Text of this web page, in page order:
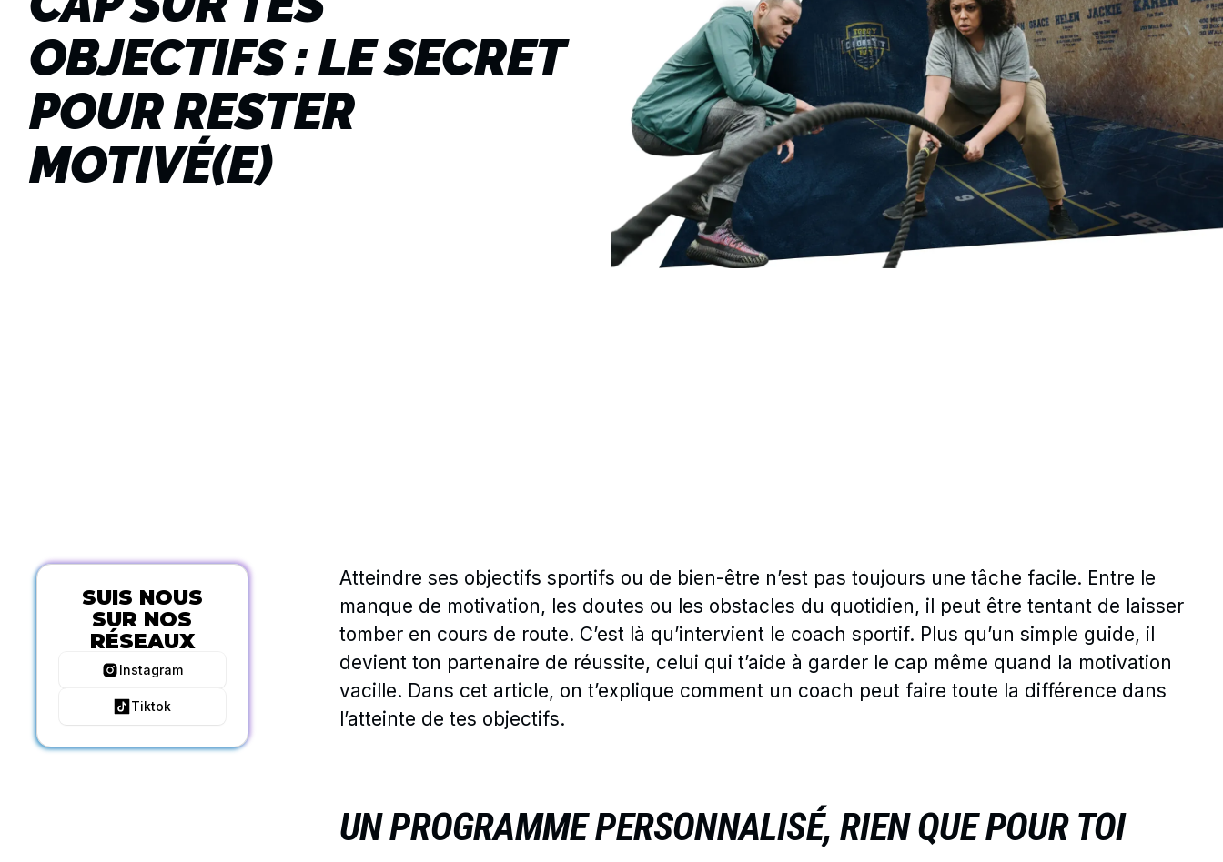
OBJECTIFS : LE SECRET
POUR RESTER
MOTIVÉ(E)
SUIS NOUS
SUR NOS
RÉSEAUX
Instagram
Tiktok
Atteindre ses objectifs sportifs ou de bien-être n’est pas toujours une tâche facile. Entre le
manque de motivation, les doutes ou les obstacles du quotidien, il peut être tentant de laisser
tomber en cours de route. C’est là qu’intervient le coach sportif. Plus qu’un simple guide, il
devient ton partenaire de réussite, celui qui t’aide à garder le cap même quand la motivation
vacille. Dans cet article, on t’explique comment un coach peut faire toute la différence dans
l’atteinte de tes objectifs.
UN PROGRAMME PERSONNALISÉ, RIEN QUE POUR TOI